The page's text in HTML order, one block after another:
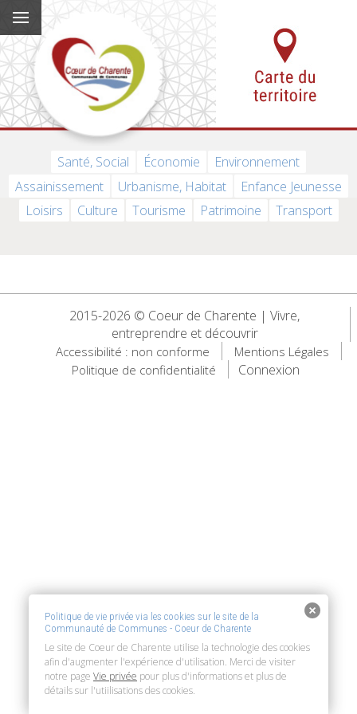
Santé, Social Économie
Environnement
Assainissement
Urbanisme, Habitat
Enfance Jeunesse
Loisirs
Culture Tourisme Patrimoine Transport
2015-2026 © Coeur de Charente | Vivre,
entreprendre et découvrir
Accessibilité : non conforme
Mentions Légales
Politique de confidentialité
Connexion
Politique de vie privée via les cookies sur le site de la
Communauté de Communes - Coeur de Charente
Le site de Coeur de Charente utilise la technologie des cookies
afin d'augmenter l'expérience d'utilisation. Merci de visiter
notre page Vie privée pour plus d'informations et plus de
détails sur l'utiilisations des cookies.